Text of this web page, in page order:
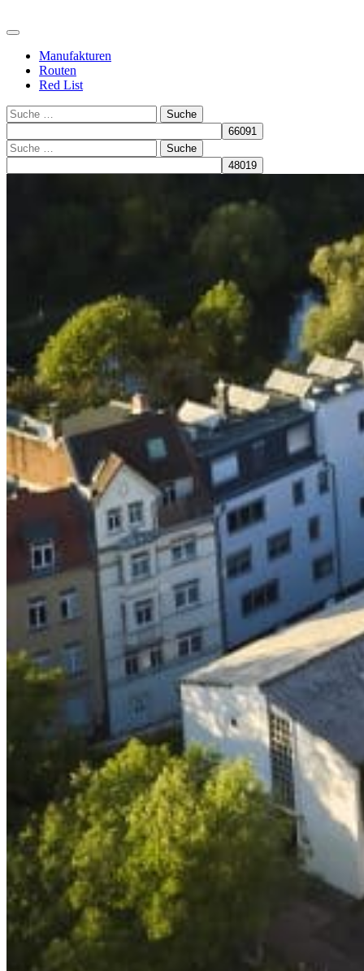
Manufakturen
Routen
Red List
Suche
Suche